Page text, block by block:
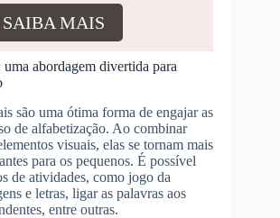
SAIBA MAIS
abordagem divertida para
são uma ótima forma de engajar as
de alfabetização. Ao combinar
visuais, elas se tornam mais
para os pequenos. É possível
de atividades, como jogo da
e letras, ligar as palavras aos
entre outras.